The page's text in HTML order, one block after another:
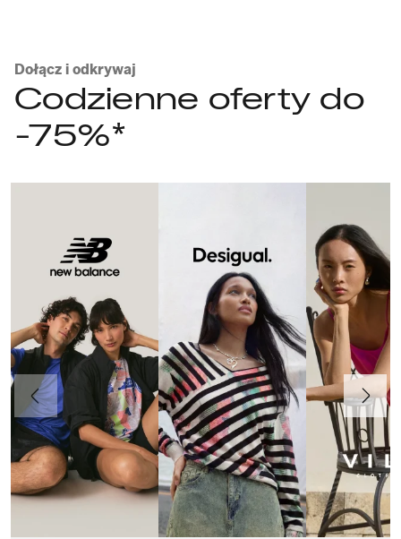
Dołącz i odkrywaj
Codzienne oferty do
-75%*
Poprzedni Dalej